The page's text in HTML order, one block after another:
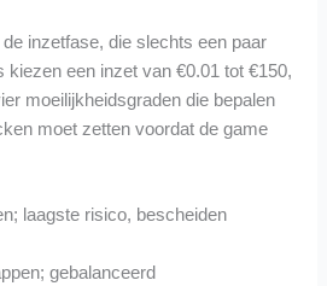
inzetfase, die slechts een paar
kiezen een inzet van €0.01 tot €150,
moeilijkheidsgraden die bepalen
moet zetten voordat de game
laagste risico, bescheiden
gebalanceerd